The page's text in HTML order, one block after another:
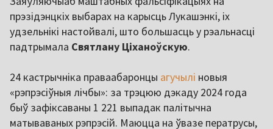
прэзідэнцкіх выбарах на карысць Лукашэнкі, іх
удзельнікі настойвалі, што большасць у рэальнасці
падтрымала Святлану Ціханоўскую.
24 кастрычніка праваабаронцы агучылі новыя
«рэпрэсіўныя лічбы»: за трэцюю дэкаду 2024 года
быў зафіксаваны 1 221 выпадак палітычна
матываваных рэпрэсій. Маюцца на ўвазе ператрусы,